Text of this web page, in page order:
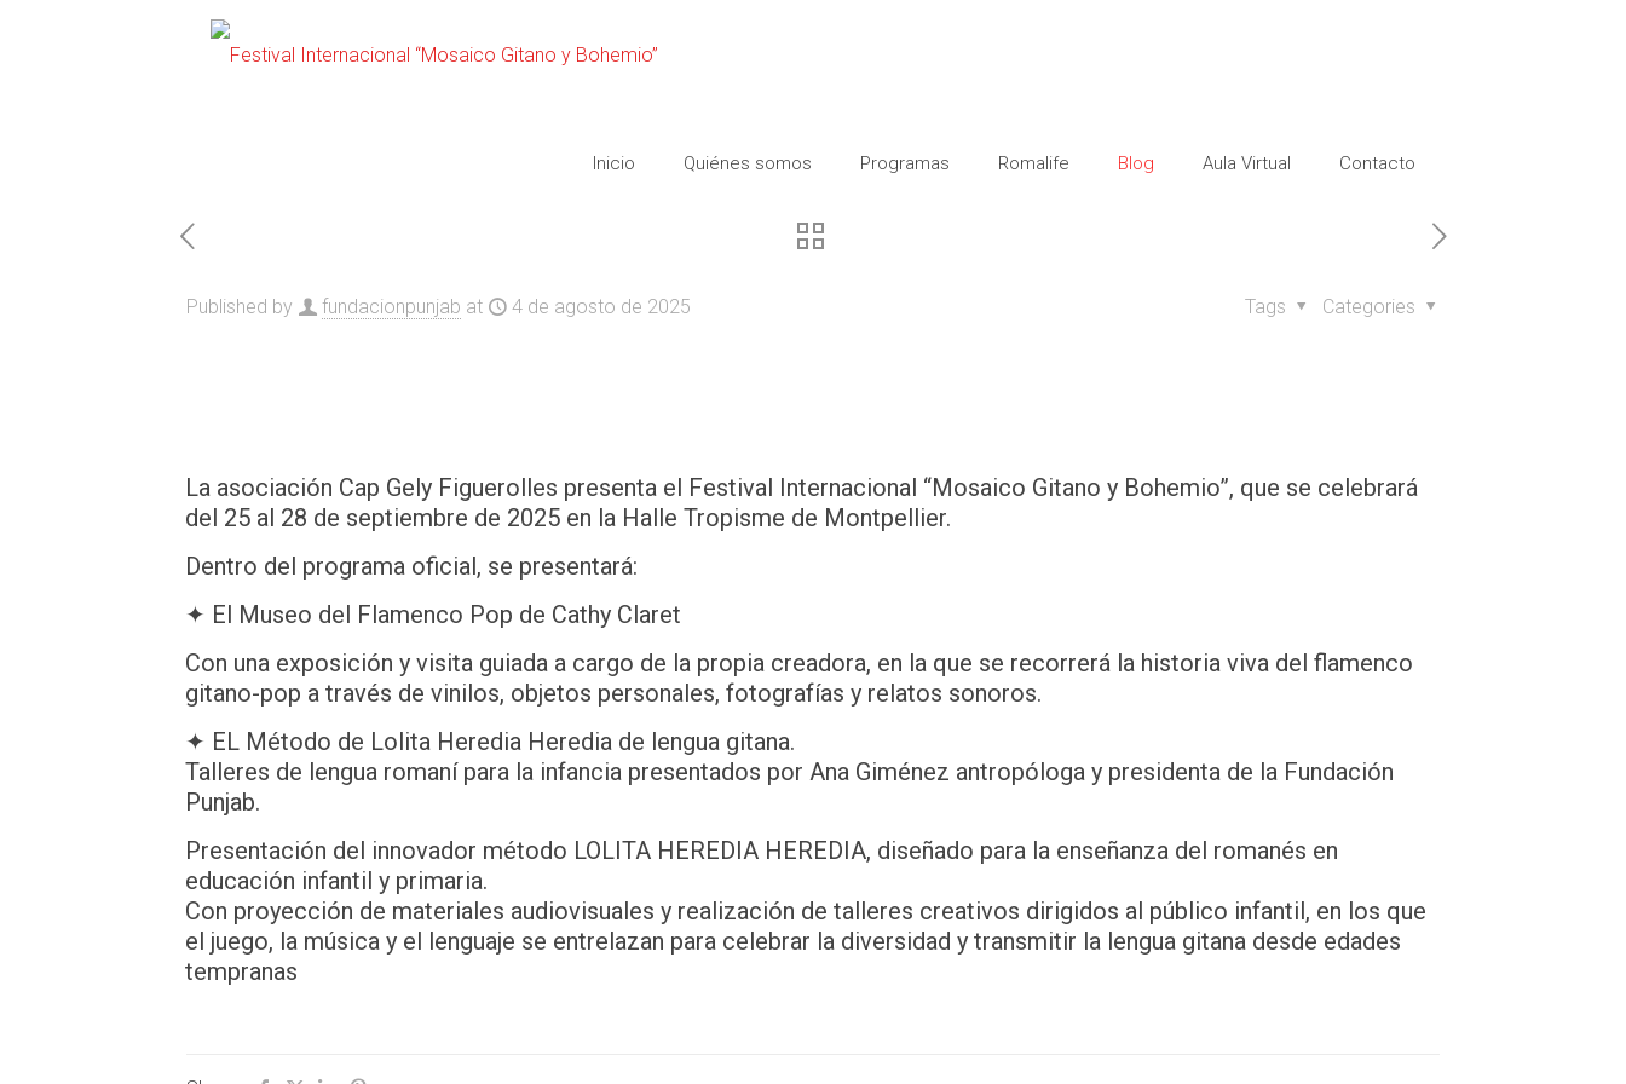
Inicio Quiénes somos Programas Romalife Blog Aula Virtual Contacto
Published by fundacionpunjab at 4 de agosto de 2025 Categories
Tags
La asociación Cap Gely Figuerolles presenta el Festival Internacional “Mosaico Gitano y Bohemio”, que se celebrará
del 25 al 28 de septiembre de 2025 en la Halle Tropisme de Montpellier.
Dentro del programa oficial, se presentará:
✦ El Museo del Flamenco Pop de Cathy Claret
Con una exposición y visita guiada a cargo de la propia creadora, en la que se recorrerá la historia viva del flamenco
gitano-pop a través de vinilos, objetos personales, fotografías y relatos sonoros.
✦ EL Método de Lolita Heredia Heredia de lengua gitana.
Talleres de lengua romaní para la infancia presentados por Ana Giménez antropóloga y presidenta de la Fundación
Punjab.
Presentación del innovador método LOLITA HEREDIA HEREDIA, diseñado para la enseñanza del romanés en
educación infantil y primaria.
Con proyección de materiales audiovisuales y realización de talleres creativos dirigidos al público infantil, en los que
el juego, la música y el lenguaje se entrelazan para celebrar la diversidad y transmitir la lengua gitana desde edades
tempranas